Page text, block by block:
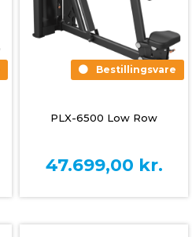
Bestillingsvare
PLX-6500 Low Row
47.699,00 kr.